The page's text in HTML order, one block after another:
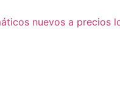
nuevos a precios